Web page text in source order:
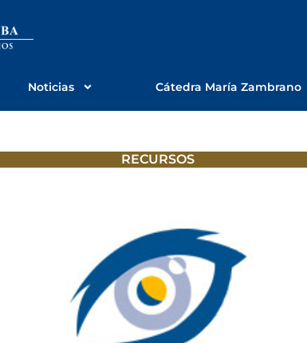
Noticias Cátedra María Zambrano
RECURSOS
Proyecto de divulgación que permite incrementar
nuestro conocimiento sobre temas científicos,
entender y valorar la importancia del trabajo en la